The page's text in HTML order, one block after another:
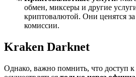
обмен, миксеры и другие
криптовалютой. Они ценятся
комиссии.
Kraken Darknet
Однако, важно помнить, что доступ к